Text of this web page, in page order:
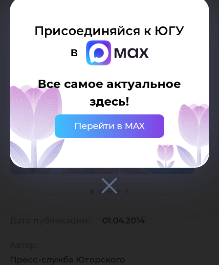
Присоединяйся к ЮГУ
в
Все самое актуальное
здесь!
Перейти в MAX
01.04.2014
Пресс-служба Югорского